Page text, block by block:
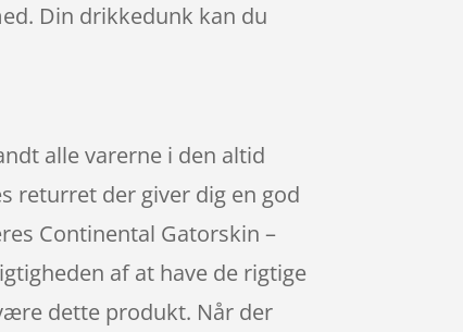
Din drikkedunk kan du
alle varerne i den altid
returret der giver dig en god
Continental Gatorskin –
af at have de rigtige
dette produkt. Når der